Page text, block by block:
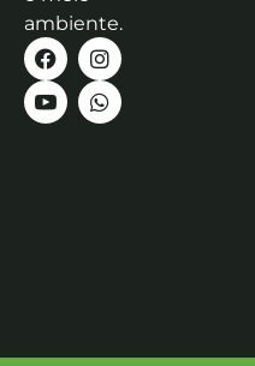
ambiente.